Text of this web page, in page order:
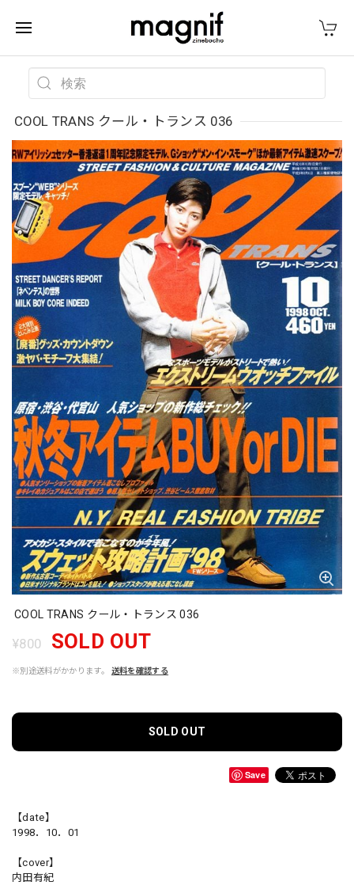
COOL TRANS クール・トランス 036
COOL TRANS クール・トランス 036
¥800 SOLD OUT
※別途送料がかかります。 送料を確認する
SOLD OUT
Save
【date】
1998．10．01
【cover】
内田有紀